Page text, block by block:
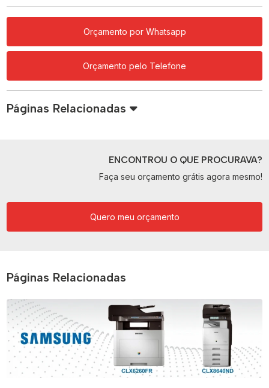
Orçamento por Whatsapp
Orçamento pelo Telefone
Páginas Relacionadas
ENCONTROU O QUE PROCURAVA?
Faça seu orçamento grátis agora mesmo!
Quero meu orçamento
Páginas Relacionadas